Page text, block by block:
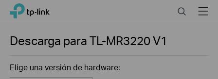
Click
navigation
TP-Link, Reliably Smart SearchMenu
Descarga paraTL-MR3220V1
Elige una versión de hardware: